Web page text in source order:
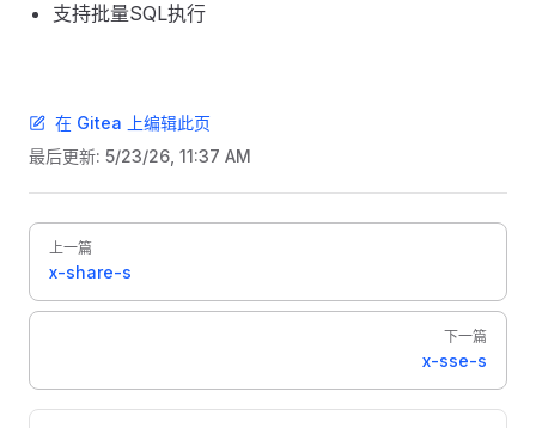
支持批量SQL执行
在 Gitea 上编辑此页
最后更新: 5/23/26, 11:37 AM
Pager
上一篇
x-share-s
下一篇
x-sse-s